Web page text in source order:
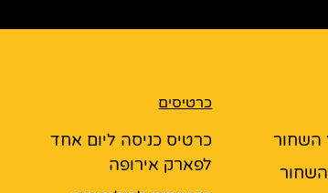
השחור
השחור
כרטיסים
כרטיס כניסה ליום אחד
לפארק אירופה